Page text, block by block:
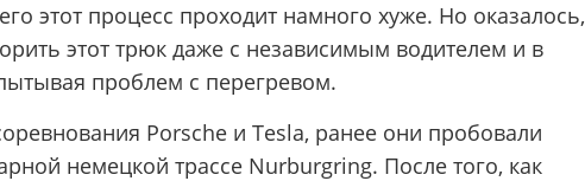
этот процесс проходит намного хуже. Но оказалось,
этот трюк даже с независимым водителем и в
проблем с перегревом.
Porsche и Tesla, ранее они пробовали
немецкой трассе Nurburgring. После того, как